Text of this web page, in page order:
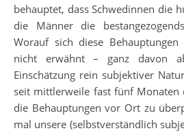
behauptet, dass Schwedinnen die
die Männer die
Worauf sich diese
nicht erwähnt – ganz davon
Einschätzung rein subjektiver
seit mittlerweile fast fünf Monaten
die Behauptungen vor Ort zu
mal unsere (selbstverständlich